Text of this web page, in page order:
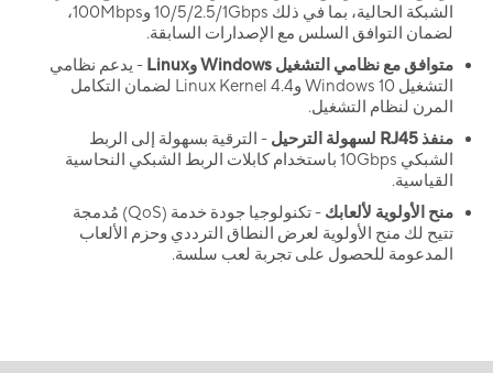
الشبكة الحالية، بما في ذلك 10/5/2.5/1Gbps و100Mbps،
لضمان التوافق السلس مع الإصدارات السابقة.
متوافق مع نظامي التشغيل Windows وLinux
- يدعم نظامي
التشغيل Windows 10 وLinux Kernel 4.4 لضمان التكامل
المرن لنظام التشغيل.
منفذ RJ45 لسهولة الترحيل
- الترقية بسهولة إلى الربط
الشبكي 10Gbps باستخدام كابلات الربط الشبكي النحاسية
القياسية.
منح الأولوية لألعابك
- تكنولوجيا جودة خدمة (QoS) مُدمجة
تتيح لك منح الأولوية لعرض النطاق الترددي وحزم الألعاب
المدعومة للحصول على تجربة لعب سلسة.